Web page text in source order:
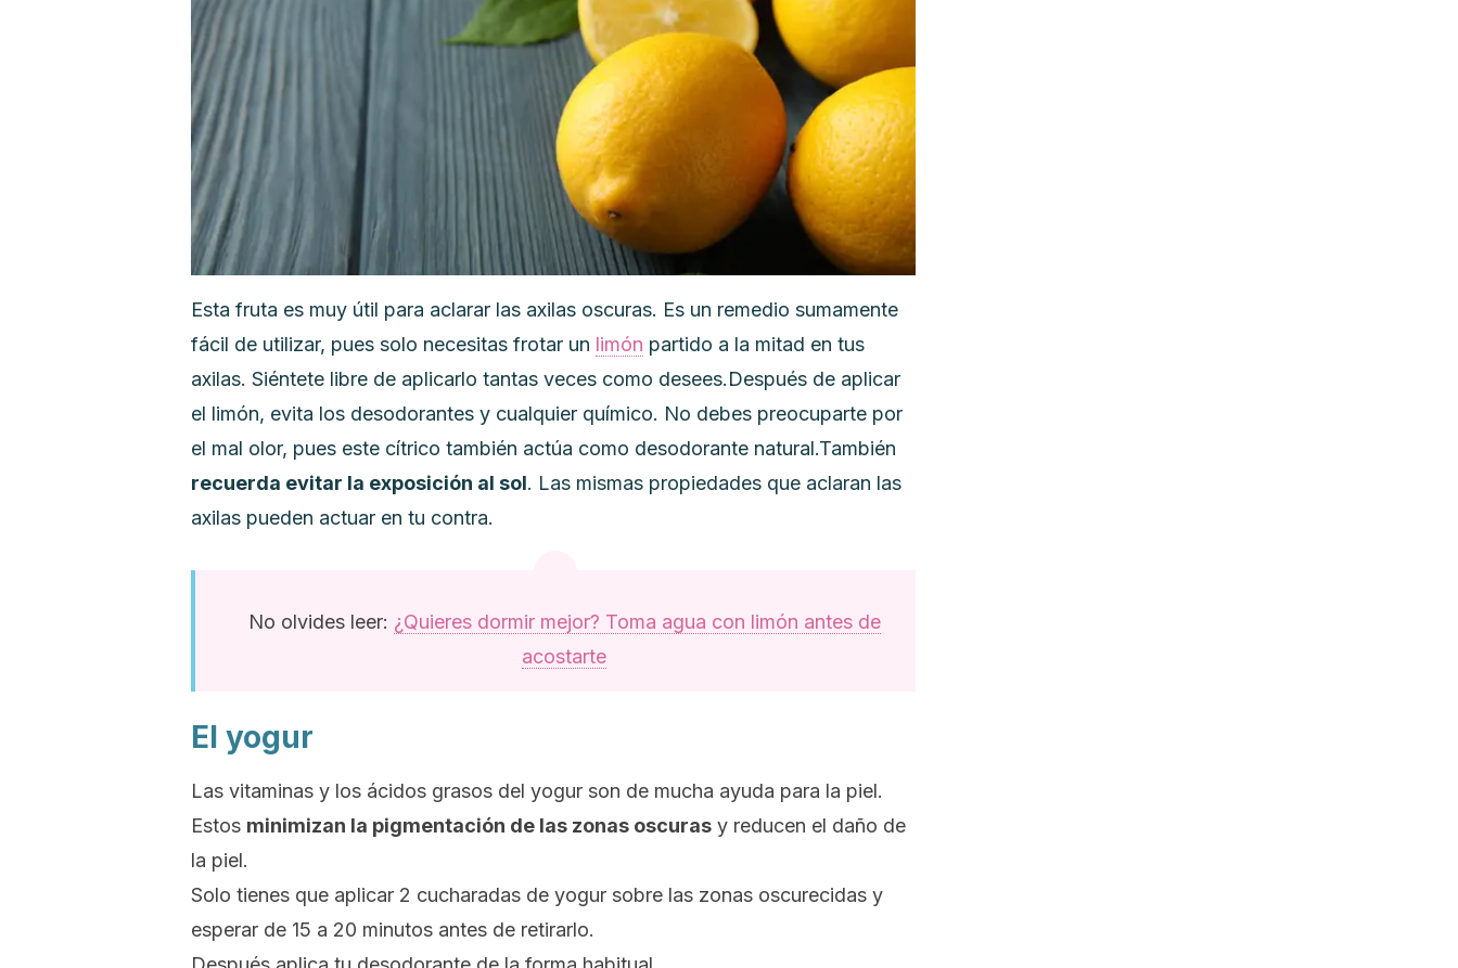
Esta fruta es muy útil para aclarar las axilas oscuras. Es un remedio sumamente
fácil de utilizar, pues solo necesitas frotar un limón partido a la mitad en tus
axilas. Siéntete libre de aplicarlo tantas veces como desees.Después de aplicar
el limón, evita los desodorantes y cualquier químico. No debes preocuparte por
el mal olor, pues este cítrico también actúa como desodorante natural.También
recuerda evitar la exposición al sol. Las mismas propiedades que aclaran las
axilas pueden actuar en tu contra.
No olvides leer: ¿Quieres dormir mejor? Toma agua con limón antes de
acostarte
El yogur
Las vitaminas y los ácidos grasos del yogur son de mucha ayuda para la piel.
Estos minimizan la pigmentación de las zonas oscuras y reducen el daño de
la piel.
Solo tienes que aplicar 2 cucharadas de yogur sobre las zonas oscurecidas y
esperar de 15 a 20 minutos antes de retirarlo.